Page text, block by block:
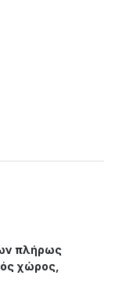
πλήρως
χώρος,